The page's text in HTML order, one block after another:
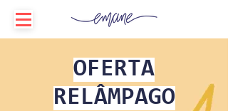
OFERTA
RELÂMPAGO